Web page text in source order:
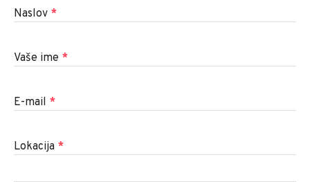
Naslov *
Vaše ime *
E-mail *
Lokacija *